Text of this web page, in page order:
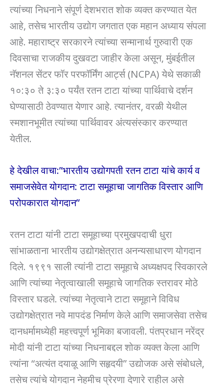
त्यांच्या निधनाने संपूर्ण देशभरात शोक व्यक्त करण्यात येत
आहे, तसेच भारतीय उद्योग जगतात एक महान अध्याय संपला
आहे. महाराष्ट्र सरकारने त्यांच्या सन्मानार्थ गुरुवारी एक
दिवसाचा राजकीय दुखवटा जाहीर केला असून, मुंबईतील
नॅशनल सेंटर फॉर परफॉर्मिंग आर्ट्स (NCPA) येथे सकाळी
१०:३० ते ३:३० पर्यंत रतन टाटा यांच्या पार्थिवाचे दर्शन
घेण्यासाठी ठेवण्यात येणार आहे. त्यानंतर, वरळी येथील
स्मशानभूमीत त्यांच्या पार्थिवावर अंत्यसंस्कार करण्यात
येतील.
हे देखील वाचा:”भारतीय उद्योगपती रतन टाटा यांचे कार्य व
समाजसेवेत योगदान: टाटा समूहाचा जागतिक विस्तार आणि
परोपकारात योगदान”
रतन टाटा यांनी टाटा समूहाच्या प्रमुखपदाची धुरा
सांभाळताना भारतीय उद्योगक्षेत्रात अनन्यसाधारण योगदान
दिले. १९९१ साली त्यांनी टाटा समूहाचे अध्यक्षपद स्विकारले
आणि त्यांच्या नेतृत्वाखाली समूहाचे जागतिक स्तरावर मोठे
विस्तार घडले. त्यांच्या नेतृत्वाने टाटा समूहाने विविध
उद्योगक्षेत्रात नवे मापदंड निर्माण केले आणि समाजसेवा तसेच
दानधर्मामध्येही महत्त्वपूर्ण भूमिका बजावली. पंतप्रधान नरेंद्र
मोदी यांनी टाटा यांच्या निधनाबद्दल शोक व्यक्त केला आणि
त्यांना “अत्यंत दयाळू आणि सहृदयी” उद्योजक असे संबोधले,
तसेच त्यांचे योगदान नेहमीच प्रेरणा देणारे राहील असे